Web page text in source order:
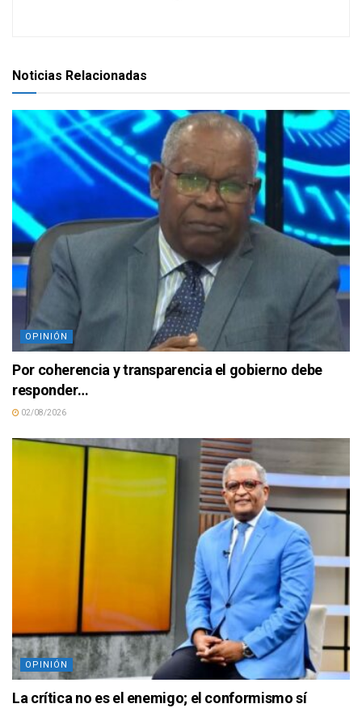
Noticias Relacionadas
OPINIÓN
Por coherencia y transparencia el gobierno debe
responder…
02/08/2026
OPINIÓN
La crítica no es el enemigo; el conformismo sí